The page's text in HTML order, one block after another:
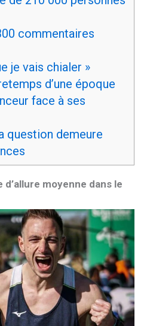
commentaires
je vais chialer »
d’une époque
face à ses
question demeure
moyenne dans le